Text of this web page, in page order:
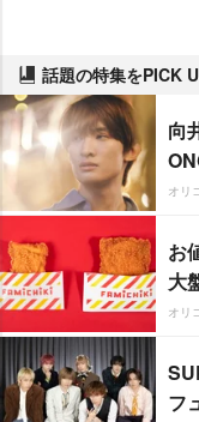
話題の特集をPICK
向
オリ
お
大
オリ
フ